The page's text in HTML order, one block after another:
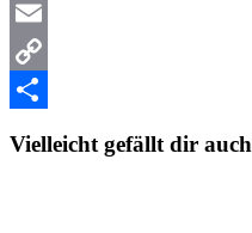
WhatsApp
Email
Copy
Vielleicht gefällt dir auch